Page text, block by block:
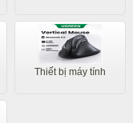
Thiết bị máy tính